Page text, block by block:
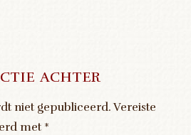
achter
niet gepubliceerd.Vereiste
met *